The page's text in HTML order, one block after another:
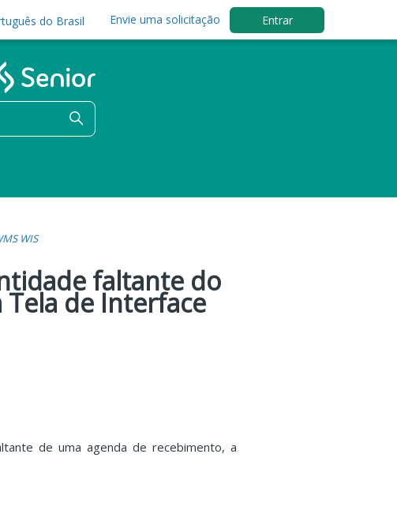
do Brasil Envie uma solicitação Entrar
WIS
faltante do
de Interface
de uma agenda de recebimento, a